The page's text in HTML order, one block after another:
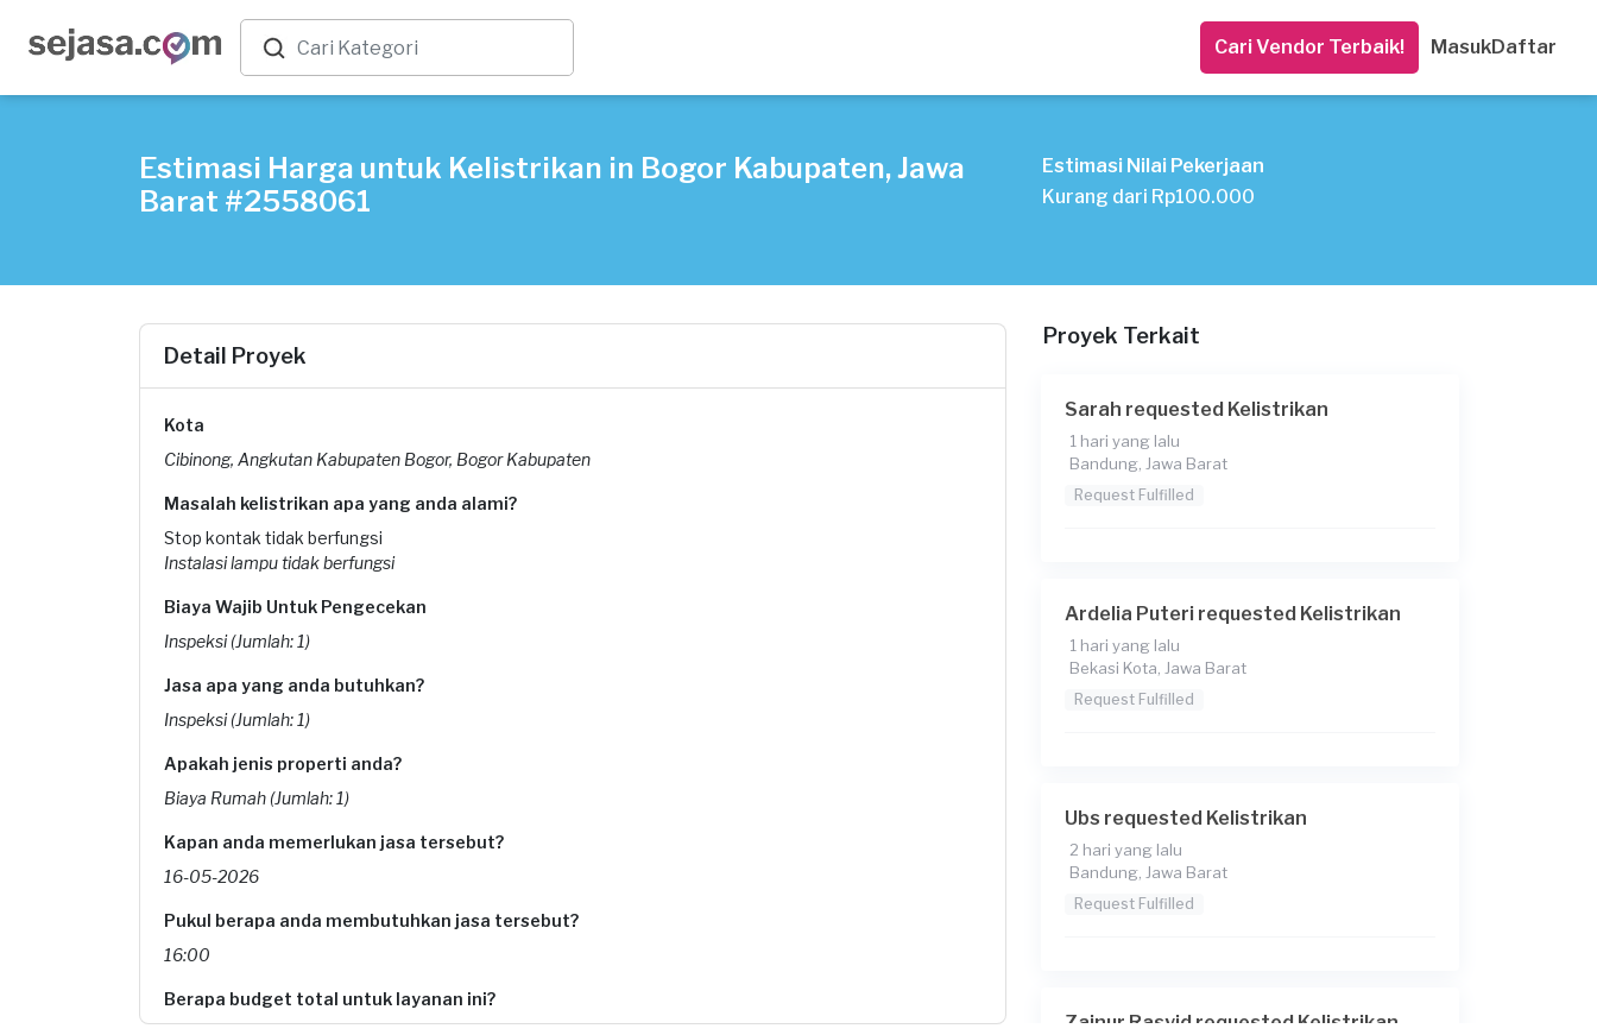
Cari Vendor Terbaik! MasukDaftar
Estimasi Harga untuk Kelistrikan in Bogor Kabupaten, Jawa
Barat #2558061
Estimasi Nilai Pekerjaan
Kurang dari Rp100.000
Detail Proyek
Kota
Cibinong, Angkutan Kabupaten Bogor, Bogor Kabupaten
Masalah kelistrikan apa yang anda alami?
Stop kontak tidak berfungsi
Instalasi lampu tidak berfungsi
Biaya Wajib Untuk Pengecekan
Inspeksi (Jumlah: 1)
Jasa apa yang anda butuhkan?
Inspeksi (Jumlah: 1)
Apakah jenis properti anda?
Biaya Rumah (Jumlah: 1)
Kapan anda memerlukan jasa tersebut?
16-05-2026
Pukul berapa anda membutuhkan jasa tersebut?
16:00
Berapa budget total untuk layanan ini?
Proyek Terkait
Sarah requested Kelistrikan
1 hari yang lalu
Bandung, Jawa Barat
Request Fulfilled
Ardelia Puteri requested Kelistrikan
1 hari yang lalu
Bekasi Kota, Jawa Barat
Request Fulfilled
Ubs requested Kelistrikan
2 hari yang lalu
Bandung, Jawa Barat
Request Fulfilled
Zainur Rasyid requested Kelistrikan